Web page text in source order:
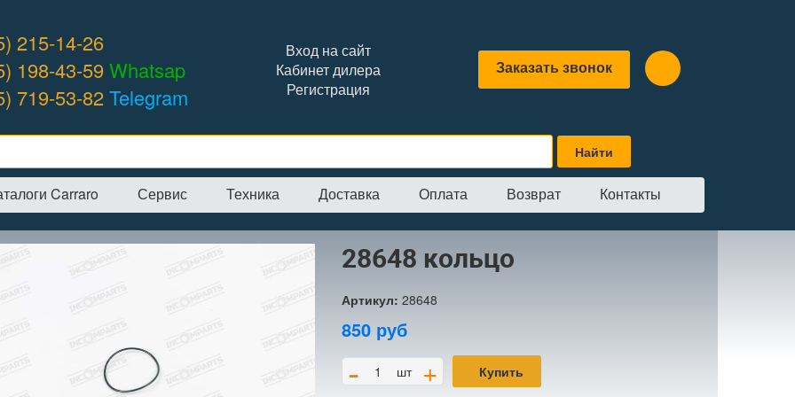
215-14-26
198-43-59Whatsap
719-53-82Telegram
Вход на сайт
Кабинет дилера
Регистрация
Заказать звонок
Carraro Сервис Техника Доставка Оплата Возврат Контакты
→Интернет-магазин →CARRARO Кольца→28648 кольцо
28648 кольцо
Артикул: 28648
850 руб
- шт + Купить